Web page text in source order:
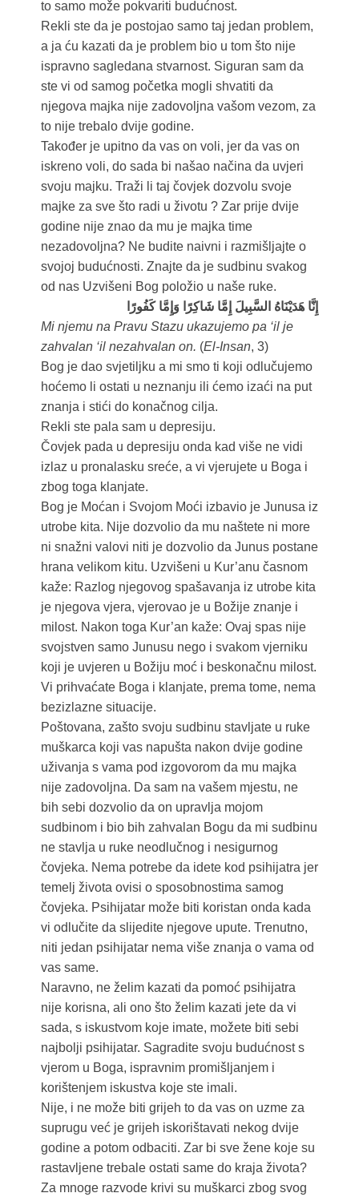
to samo može pokvariti budućnost.
Rekli ste da je postojao samo taj jedan problem,
a ja ću kazati da je problem bio u tom što nije
ispravno sagledana stvarnost. Siguran sam da
ste vi od samog početka mogli shvatiti da
njegova majka nije zadovoljna vašom vezom, za
to nije trebalo dvije godine.
Također je upitno da vas on voli, jer da vas on
iskreno voli, do sada bi našao načina da uvjeri
svoju majku. Traži li taj čovjek dozvolu svoje
majke za sve što radi u životu ? Zar prije dvije
godine nije znao da mu je majka time
nezadovoljna? Ne budite naivni i razmišljajte o
svojoj budućnosti. Znajte da je sudbinu svakog
od nas Uzvišeni Bog položio u naše ruke.
إِنَّا هَدَیْنَاهُ السَّبِیلَ إِمَّا شَاکِرًا وَإِمَّا کَفُورًا
Mi njemu na Pravu Stazu ukazujemo pa ‘il je
zahvalan ‘il nezahvalan on. (El-Insan, 3)
Bog je dao svjetiljku a mi smo ti koji odlučujemo
hoćemo li ostati u neznanju ili ćemo izaći na put
znanja i stići do konačnog cilja.
Rekli ste pala sam u depresiju.
Čovjek pada u depresiju onda kad više ne vidi
izlaz u pronalasku sreće, a vi vjerujete u Boga i
zbog toga klanjate.
Bog je Moćan i Svojom Moći izbavio je Junusa iz
utrobe kita. Nije dozvolio da mu naštete ni more
ni snažni valovi niti je dozvolio da Junus postane
hrana velikom kitu. Uzvišeni u Kur’anu časnom
kaže: Razlog njegovog spašavanja iz utrobe kita
je njegova vjera, vjerovao je u Božije znanje i
milost. Nakon toga Kur’an kaže: Ovaj spas nije
svojstven samo Junusu nego i svakom vjerniku
koji je uvjeren u Božiju moć i beskonačnu milost.
Vi prihvaćate Boga i klanjate, prema tome, nema
bezizlazne situacije.
Poštovana, zašto svoju sudbinu stavljate u ruke
muškarca koji vas napušta nakon dvije godine
uživanja s vama pod izgovorom da mu majka
nije zadovoljna. Da sam na vašem mjestu, ne
bih sebi dozvolio da on upravlja mojom
sudbinom i bio bih zahvalan Bogu da mi sudbinu
ne stavlja u ruke neodlučnog i nesigurnog
čovjeka. Nema potrebe da idete kod psihijatra jer
temelj života ovisi o sposobnostima samog
čovjeka. Psihijatar može biti koristan onda kada
vi odlučite da slijedite njegove upute. Trenutno,
niti jedan psihijatar nema više znanja o vama od
vas same.
Naravno, ne želim kazati da pomoć psihijatra
nije korisna, ali ono što želim kazati jete da vi
sada, s iskustvom koje imate, možete biti sebi
najbolji psihijatar. Sagradite svoju budućnost s
vjerom u Boga, ispravnim promišljanjem i
korištenjem iskustva koje ste imali.
Nije, i ne može biti grijeh to da vas on uzme za
suprugu već je grijeh iskorištavati nekog dvije
godine a potom odbaciti. Zar bi sve žene koje su
rastavljene trebale ostati same do kraja života?
Za mnoge razvode krivi su muškarci zbog svog